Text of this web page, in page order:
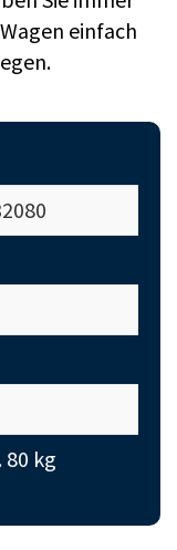
einfach
80 kg